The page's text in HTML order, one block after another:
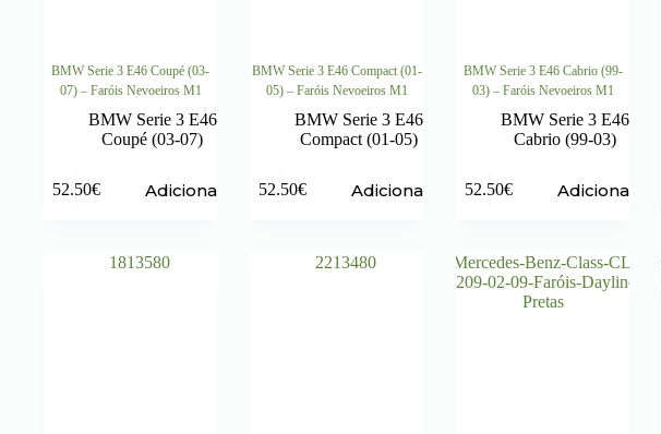
BMW Serie 3 E46 Coupé (03-
07) – Faróis Nevoeiros M1
BMW Serie 3 E46
Coupé (03-07)
52.50€ Adicionar
BMW Serie 3 E46 Compact (01-
05) – Faróis Nevoeiros M1
BMW Serie 3 E46
Compact (01-05)
52.50€ Adicionar
BMW Serie 3 E46 Cabrio (99-
03) – Faróis Nevoeiros M1
BMW Serie 3 E46
Cabrio (99-03)
52.50€ Adicionar